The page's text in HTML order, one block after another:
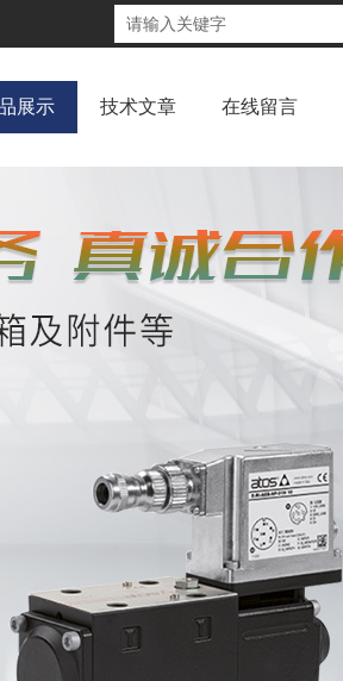
展示 技术文章 在线留言